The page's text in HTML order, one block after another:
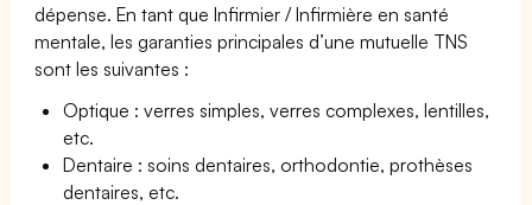
dépense. En tant que Infirmier / Infirmière en santé
mentale, les garanties principales d’une mutuelle TNS
sont les suivantes :
Optique : verres simples, verres complexes, lentilles,
etc.
Dentaire : soins dentaires, orthodontie, prothèses
dentaires, etc.